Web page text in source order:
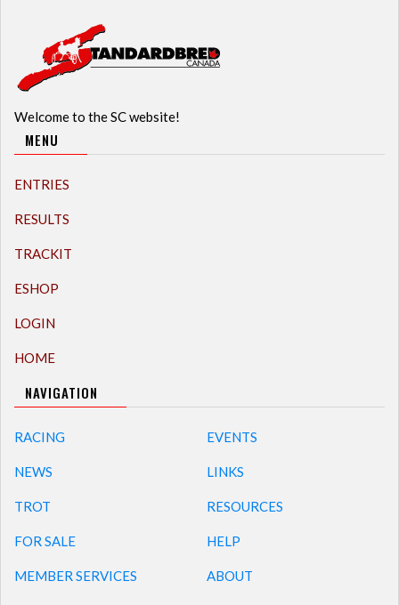
Welcome to the SC website!
MENU
ENTRIES
RESULTS
TRACKIT
ESHOP
LOGIN
HOME
NAVIGATION
RACING
NEWS
TROT
FOR SALE
MEMBER SERVICES
EVENTS
LINKS
RESOURCES
HELP
ABOUT